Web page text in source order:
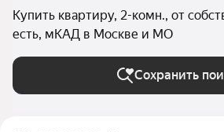
Купить квартиру, 2-комн., от
есть, мКАД в Москве и МО
Сохранить